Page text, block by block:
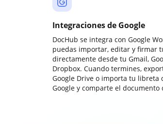
Integraciones de Google
DocHub se integra con Google
puedas importar, editar y firmar
directamente desde tu Gmail,
Dropbox. Cuando termines,
Google Drive o importa tu libreta
Google y comparte el documento